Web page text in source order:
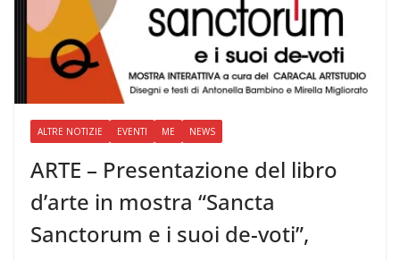
ALTRE NOTIZIE EVENTI ME NEWS
ARTE – Presentazione del libro
d’arte in mostra “Sancta
Sanctorum e i suoi de-voti”,